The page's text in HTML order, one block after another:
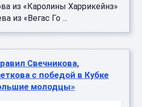
из «Каролины Харрикейнз»
из «Вегас Го ...
Свечникова,
с победой в Кубке
молодцы»